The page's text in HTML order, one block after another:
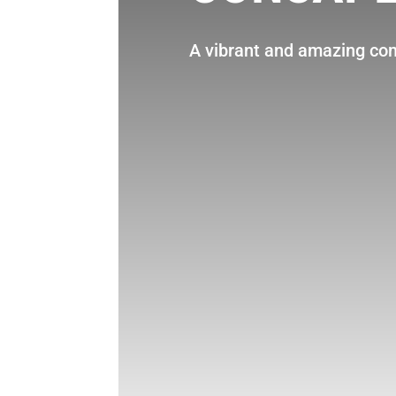
A vibrant and amazing